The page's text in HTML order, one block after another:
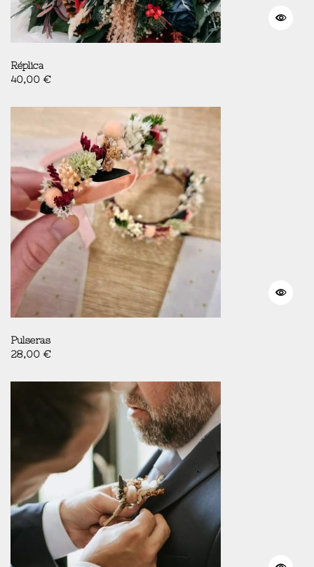
Réplica
40,00 €
Pulseras
28,00 €